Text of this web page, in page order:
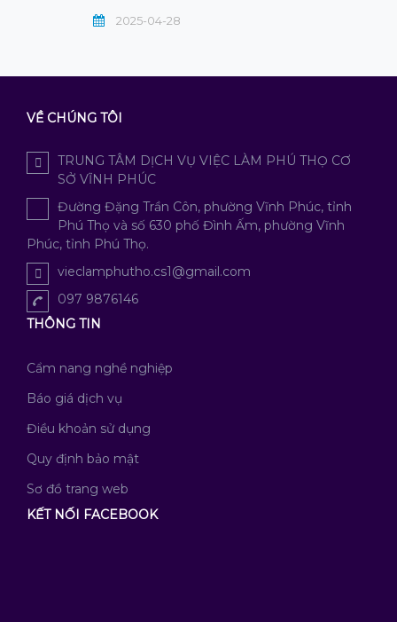
2025-04-28
VỀ CHÚNG TÔI
TRUNG TÂM DỊCH VỤ VIỆC LÀM PHÚ THỌ CƠ
SỞ VĨNH PHÚC
Đường Đặng Trần Côn, phường Vĩnh Phúc, tỉnh
Phú Thọ và số 630 phố Đình Ấm, phường Vĩnh
Phúc, tỉnh Phú Thọ.
vieclamphutho.cs1@gmail.com
097 9876146
THÔNG TIN
Cẩm nang nghề nghiệp
Báo giá dịch vụ
Điều khoản sử dụng
Quy định bảo mật
Sơ đồ trang web
KẾT NỐI FACEBOOK